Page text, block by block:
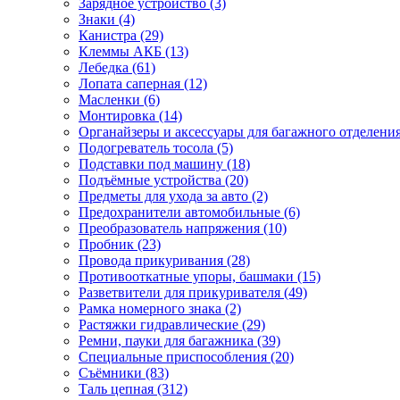
Знаки (4)
Канистра (29)
Клеммы АКБ (13)
Лебедка (61)
Лопата саперная (12)
Масленки (6)
Монтировка (14)
Органайзеры и аксессуары для багажного
Подогреватель тосола (5)
Подставки под машину (18)
Подъёмные устройства (20)
Предметы для ухода за авто (2)
Предохранители автомобильные (6)
Преобразователь напряжения (10)
Пробник (23)
Провода прикуривания (28)
Противооткатные упоры, башмаки (15)
Разветвители для прикуривателя (49)
Рамка номерного знака (2)
Растяжки гидравлические (29)
Ремни, пауки для багажника (39)
Специальные приспособления (20)
Съёмники (83)
Таль цепная (312)